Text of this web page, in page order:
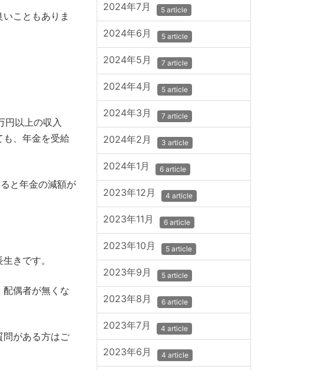
こともありま
円以上の収入
も、年金を受給
と年金の減額が
きです。
偶者が無くな
問がある方はご
2024年7月 5 article
2024年6月 5 article
2024年5月 7 article
2024年4月 5 article
2024年3月 7 article
2024年2月 3 article
2024年1月 6 article
2023年12月 4 article
2023年11月 6 article
2023年10月 5 article
2023年9月 5 article
2023年8月 6 article
2023年7月 4 article
2023年6月 4 article